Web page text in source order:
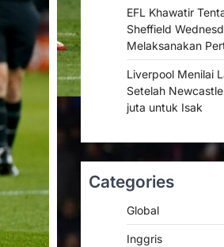
EFL Khawatir
Sheffield
Melaksanakan
Liverpool Menilai
Setelah
juta untuk Isak
Categories
Global
Inggris